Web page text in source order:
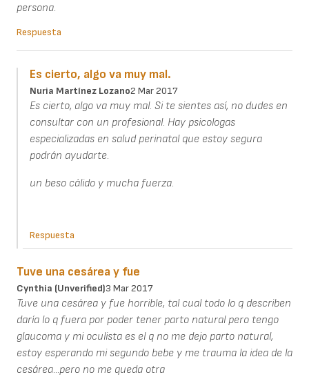
persona.
Respuesta
Es cierto, algo va muy mal.
Nuria Martínez Lozano2 Mar 2017
Es cierto, algo va muy mal. Si te sientes así, no dudes en
consultar con un profesional. Hay psicologas
especializadas en salud perinatal que estoy segura
podrán ayudarte.
un beso cálido y mucha fuerza.
Respuesta
Tuve una cesárea y fue
Cynthia (unverified)3 Mar 2017
Tuve una cesárea y fue horrible, tal cual todo lo q describen
daría lo q fuera por poder tener parto natural pero tengo
glaucoma y mi oculista es el q no me dejo parto natural,
estoy esperando mi segundo bebe y me trauma la idea de la
cesárea...pero no me queda otra